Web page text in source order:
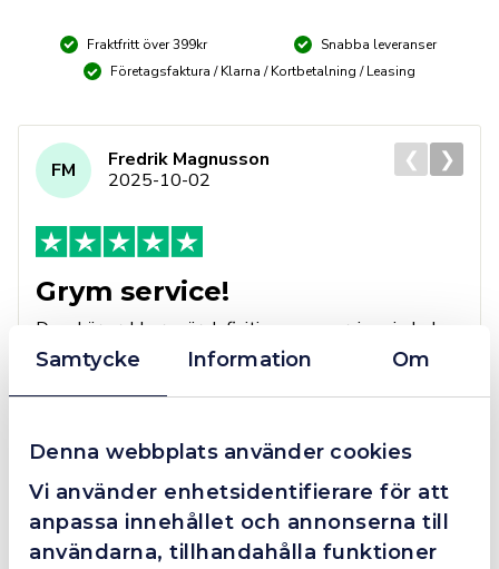
Samtycke Information Om
Denna webbplats använder cookies
Vi använder enhetsidentifierare för att
anpassa innehållet och annonserna till
användarna, tillhandahålla funktioner
mängd
Fraktfritt över 399kr
Snabba leveranser
Företagsfaktura / Klarna / Kortbetalning / Leasing
4.4 10 Reviews
FM
Fredrik Magnusson
2025-10-02
Grym service!
Dom här grabbarna är definitionen av serviceminded.
Trots en billigare order, som det blev lite strul med,
så agerade dom blixtsnabbt och löste det långt över
förväntan. Hade kontakt med Alexander, som förtjänar
❮ ❯